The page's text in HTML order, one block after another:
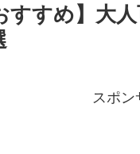
すすめ】大
スポン